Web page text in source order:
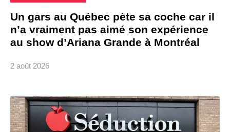
Un gars au Québec pète sa coche car il
n’a vraiment pas aimé son expérience
au show d’Ariana Grande à Montréal
2 août 2026